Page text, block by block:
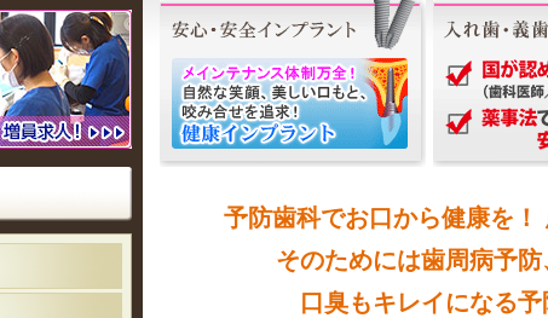
予防歯科でお口から健康を！
そのためには歯周病予防
口臭もキレイになる